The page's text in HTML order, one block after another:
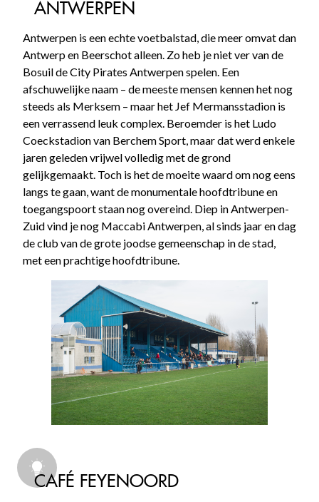
ANTWERPEN
Antwerpen is een echte voetbalstad, die meer omvat dan
Antwerp en Beerschot alleen. Zo heb je niet ver van de
Bosuil de City Pirates Antwerpen spelen. Een
afschuwelijke naam – de meeste mensen kennen het nog
steeds als Merksem – maar het Jef Mermansstadion is
een verrassend leuk complex. Beroemder is het Ludo
Coeckstadion van Berchem Sport, maar dat werd enkele
jaren geleden vrijwel volledig met de grond
gelijkgemaakt. Toch is het de moeite waard om nog eens
langs te gaan, want de monumentale hoofdtribune en
toegangspoort staan nog overeind. Diep in Antwerpen-
Zuid vind je nog Maccabi Antwerpen, al sinds jaar en dag
de club van de grote joodse gemeenschap in de stad,
met een prachtige hoofdtribune.
CAFÉ FEYENOORD